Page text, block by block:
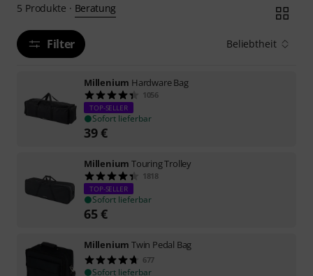
5 Produkte · Beratung
Filter Beliebtheit
Millenium Hardware Bag
1056
TOP-SELLER
Sofort lieferbar
39€
Millenium Touring Trolley
1818
TOP-SELLER
Sofort lieferbar
65€
Millenium Twin Pedal Bag
677
Sofort lieferbar